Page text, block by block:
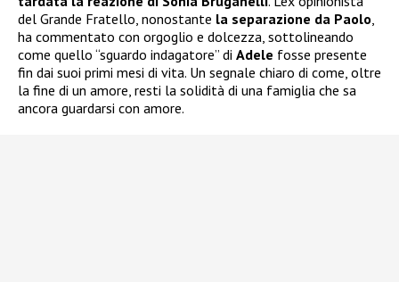
del Grande Fratello, nonostante la separazione da Paolo
ha commentato con orgoglio e dolcezza, sottolineando
come quello “sguardo indagatore” di Adele fosse presente
fin dai suoi primi mesi di vita. Un segnale chiaro di come, oltre
la fine di un amore, resti la solidità di una famiglia che sa
ancora guardarsi con amore.